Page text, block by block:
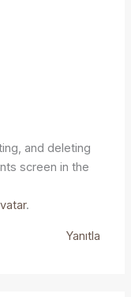
and deleting
screen in the
.
Yanıtla